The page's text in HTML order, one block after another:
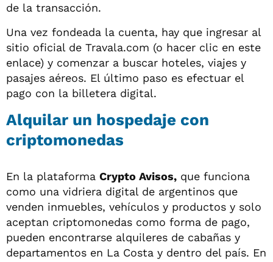
de la transacción.
Una vez fondeada la cuenta, hay que ingresar al
sitio oficial de Travala.com (o hacer clic en este
enlace) y comenzar a buscar hoteles, viajes y
pasajes aéreos. El último paso es efectuar el
pago con la billetera digital.
Alquilar un hospedaje con
criptomonedas
En la plataforma Crypto Avisos, que funciona
como una vidriera digital de argentinos que
venden inmuebles, vehículos y productos y solo
aceptan criptomonedas como forma de pago,
pueden encontrarse alquileres de cabañas y
departamentos en La Costa y dentro del país. En